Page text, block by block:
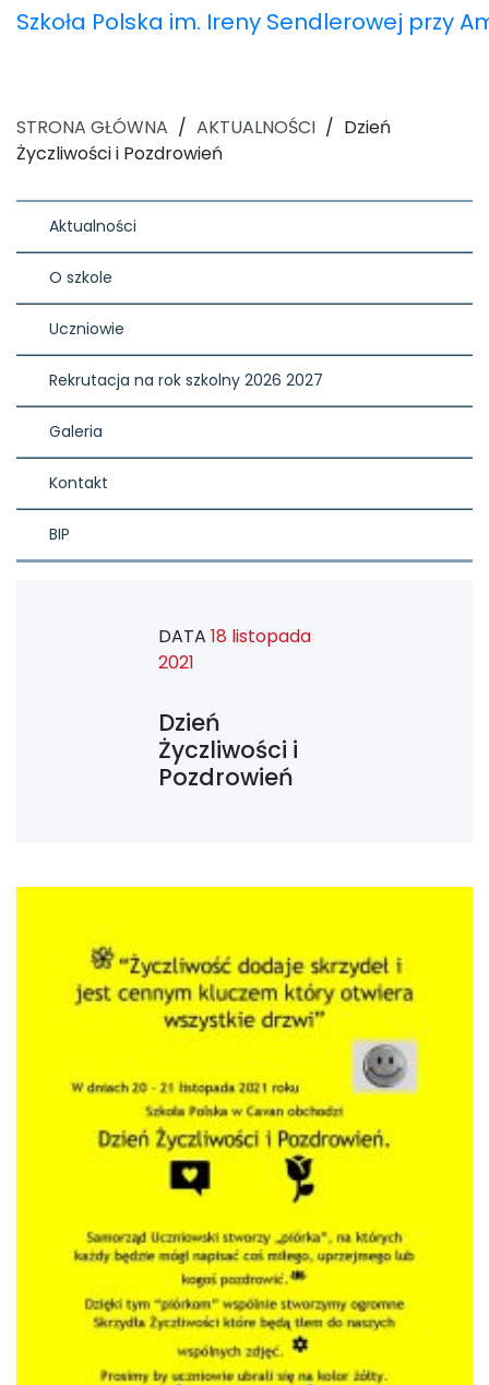
Szkoła Polska im. Ireny Sendlerowej przy
STRONA GŁÓWNA / AKTUALNOŚCI / Dzień
Życzliwości i Pozdrowień
Aktualności
O szkole
Uczniowie
Rekrutacja na rok szkolny 2026 2027
Galeria
Kontakt
BIP
DATA 18 listopada
2021
Dzień
Życzliwości i
Pozdrowień